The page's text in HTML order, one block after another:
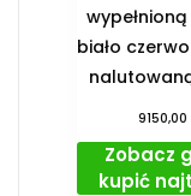
biało
9150,00
Zobacz
kupić